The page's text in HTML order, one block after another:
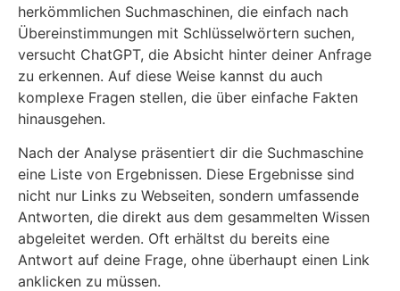
herkömmlichen Suchmaschinen, die einfach nach
Übereinstimmungen mit Schlüsselwörtern suchen,
versucht ChatGPT, die Absicht hinter deiner Anfrage
zu erkennen. Auf diese Weise kannst du auch
komplexe Fragen stellen, die über einfache Fakten
hinausgehen.
Nach der Analyse präsentiert dir die Suchmaschine
eine Liste von Ergebnissen. Diese Ergebnisse sind
nicht nur Links zu Webseiten, sondern umfassende
Antworten, die direkt aus dem gesammelten Wissen
abgeleitet werden. Oft erhältst du bereits eine
Antwort auf deine Frage, ohne überhaupt einen Link
anklicken zu müssen.